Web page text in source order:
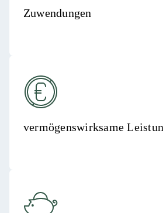
Zuwendungen
vermögenswirksame